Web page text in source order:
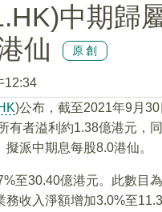
中期歸
仙
原創
12:34
)公布，截至2021年9月
有者溢利約1.38億港元，
派中期息每股8.0港仙。
至30.40億港元。此數目
務收入淨額增加3.0%至